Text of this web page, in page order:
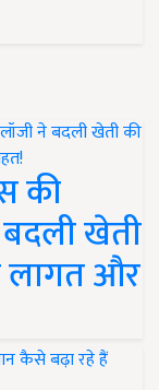
की
खेती
लागत और